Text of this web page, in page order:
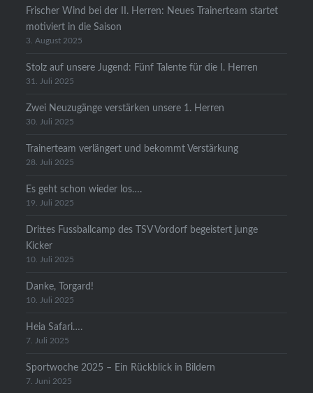
Frischer Wind bei der II. Herren: Neues Trainerteam startet
motiviert in die Saison
3. August 2025
Stolz auf unsere Jugend: Fünf Talente für die I. Herren
31. Juli 2025
Zwei Neuzugänge verstärken unsere 1. Herren
30. Juli 2025
Trainerteam verlängert und bekommt Verstärkung
28. Juli 2025
Es geht schon wieder los….
19. Juli 2025
Drittes Fussballcamp des TSV Vordorf begeistert junge
Kicker
10. Juli 2025
Danke, Torgard!
10. Juli 2025
Heia Safari….
7. Juli 2025
Sportwoche 2025 – Ein Rückblick in Bildern
7. Juni 2025